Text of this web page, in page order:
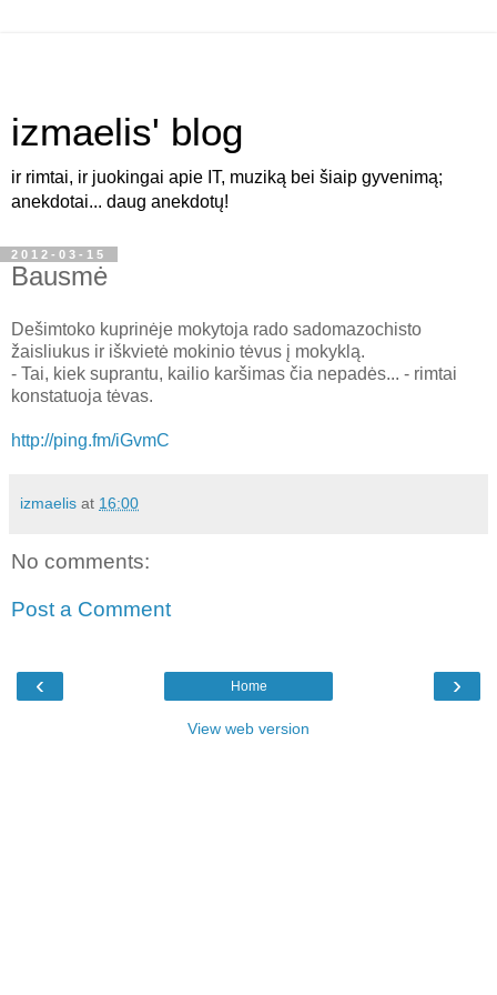
izmaelis' blog
ir rimtai, ir juokingai apie IT, muziką bei šiaip gyvenimą;
anekdotai... daug anekdotų!
2012-03-15
Bausmė
Dešimtoko kuprinėje mokytoja rado sadomazochisto
žaisliukus ir iškvietė mokinio tėvus į mokyklą.
- Tai, kiek suprantu, kailio karšimas čia nepadės... - rimtai
konstatuoja tėvas.
http://ping.fm/iGvmC
izmaelis at 16:00
No comments:
Post a Comment
‹ ›
Home
View web version